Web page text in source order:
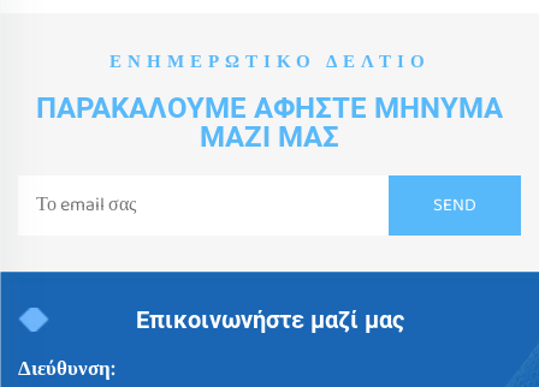
ΕΝΗΜΕΡΩΤΙΚΌ ΔΕΛΤΊΟ
ΠΑΡΑΚΑΛΟΎΜΕ ΑΦΉΣΤΕ ΜΉΝΥΜΑ
ΜΑΖΊ ΜΑΣ
Επικοινωνήστε μαζί μας
Διεύθυνση: